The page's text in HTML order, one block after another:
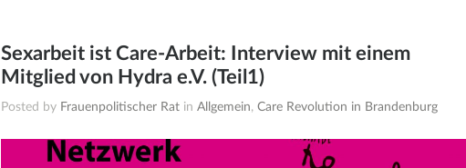
Sexarbeit ist Care-Arbeit: Interview mit einem
Mitglied von Hydra e.V. (Teil1)
Posted by Frauenpolitischer Rat in Allgemein, Care Revolution in Brandenburg